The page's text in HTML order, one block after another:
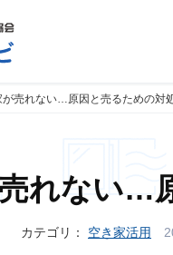
が売れない…原因と売るための対
れない…
カテゴリ： 空き家活用